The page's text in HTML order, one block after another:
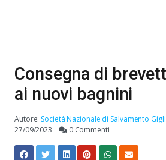
Consegna di
ai nuovi bagnini
Autore: Società Nazionale di Salvamento
27/09/2023
0 Commenti